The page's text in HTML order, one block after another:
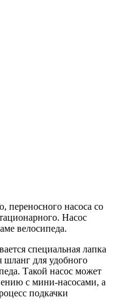
переносного насоса со
Насос
велосипеда.
специальная лапка
шланг для удобного
Такой насос может
с мини-насосами, а
подкачки